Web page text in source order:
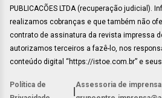
PUBLICACÕES LTDA (recuperação judicial).
realizamos cobranças e que também não
contrato de assinatura da revista impressa
autorizamos terceiros a fazê-lo, nos
conteúdo digital “https://istoe.com.br” e
Política de
Assessoria de